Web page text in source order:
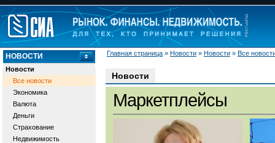
Главная страница » Новости » Новости » Все
НОВОСТИ
Новости
Все новости
Экономика
Валюта
Деньги
Страхование
Недвижимость
Новости
Маркетплейсы